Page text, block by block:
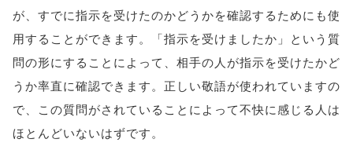
が、すでに指示を受けたのかどうかを確認するためにも使
用することができます。「指示を受けましたか」という質
問の形にすることによって、相手の人が指示を受けたかど
うか率直に確認できます。正しい敬語が使われていますの
で、この質問がされていることによって不快に感じる人は
ほとんどいないはずです。